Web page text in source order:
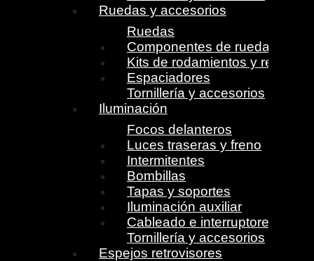
Ruedas y accesorios
Ruedas
Componentes de ruedas
Kits de rodamientos y retenes
Espaciadores
Tornillería y accesorios
Iluminación
Focos delanteros
Luces traseras y freno
Intermitentes
Bombillas
Tapas y soportes
Iluminación auxiliar
Cableado e interruptores
Tornillería y accesorios
Espejos retrovisores